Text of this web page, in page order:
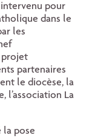
intervenu pour
dans le
les
projet
partenaires
le diocèse, la
l’association La
la pose